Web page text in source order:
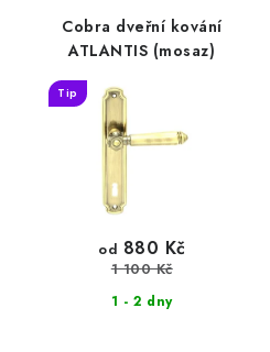
Cobra dveřní kování
ATLANTIS (mosaz)
Tip
1 - 2 dny
od 880 Kč
1 100 Kč